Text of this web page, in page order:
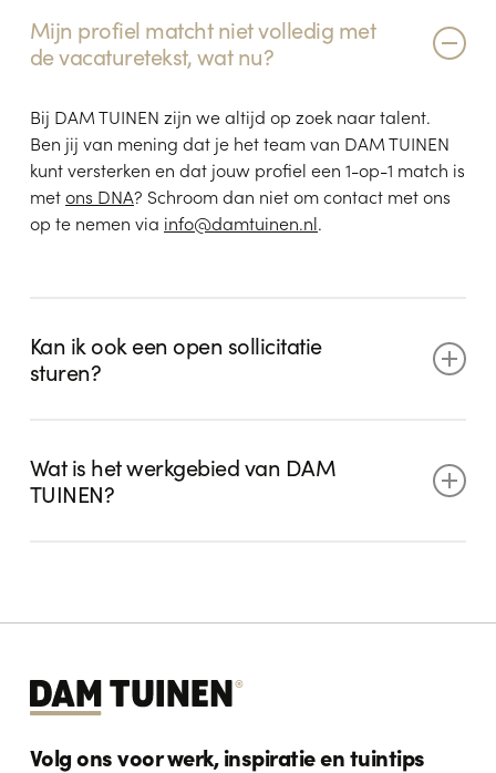
Mijn profiel matcht niet volledig met
de vacaturetekst, wat nu?
Bij DAM TUINEN zijn we altijd op zoek naar talent.
Ben jij van mening dat je het team van DAM TUINEN
kunt versterken en dat jouw profiel een 1-op-1 match is
metons DNA? Schroom dan niet om contact met ons
op te nemen via info@damtuinen.nl.
Kan ik ook een open sollicitatie
sturen?
geen volledige match met onze openstaande
vacatures? Stuur dan een open sollicitatie naar
Wat is het werkgebied van DAM
TUINEN?
projecten op buiten deze regio.
Volg ons voor werk, inspiratie en tuintips